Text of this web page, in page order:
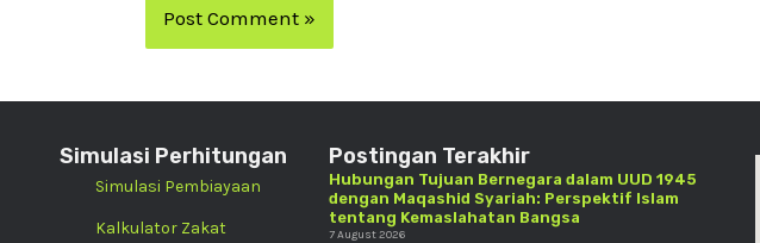
Simulasi Perhitungan
Simulasi Pembiayaan
Kalkulator Zakat
Postingan Terakhir
Hubungan Tujuan Bernegara dalam UUD 1945
dengan Maqashid Syariah: Perspektif Islam
tentang Kemaslahatan Bangsa
7 August 2026